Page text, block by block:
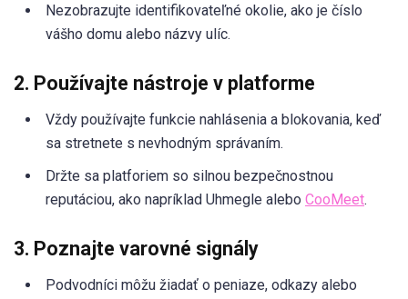
Nezobrazujte identifikovateľné okolie, ako je číslo
vášho domu alebo názvy ulíc.
2. Používajte nástroje v platforme
Vždy používajte funkcie nahlásenia a blokovania, keď
sa stretnete s nevhodným správaním.
Držte sa platforiem so silnou bezpečnostnou
reputáciou, ako napríklad Uhmegle alebo CooMeet.
3. Poznajte varovné signály
Podvodníci môžu žiadať o peniaze, odkazy alebo